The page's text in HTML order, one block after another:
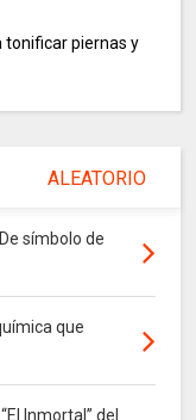
tonificar piernas y
ALEATORIO
símbolo de
que
Inmortal” del